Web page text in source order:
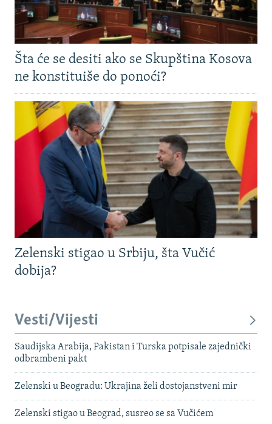
Šta će se desiti ako se Skupština Kosova
ne konstituiše do ponoći?
Zelenski stigao u Srbiju, šta Vučić
dobija?
Vesti/Vijesti
Saudijska Arabija, Pakistan i Turska potpisale zajednički
odbrambeni pakt
Zelenski u Beogradu: Ukrajina želi dostojanstveni mir
Zelenski stigao u Beograd, susreo se sa Vučićem